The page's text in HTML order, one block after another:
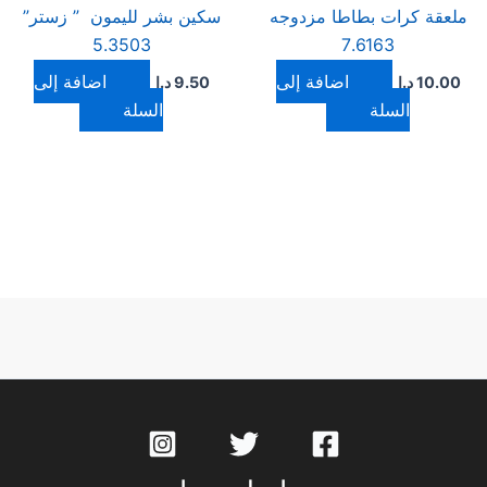
ملعقة كرات بطاطا مزدوجه
7.6163
10.00د.ا
إضافة إلى
السلة
سكين بشر لليمون ” زستر”
5.3503
9.50د.ا
إضافة إلى
السلة